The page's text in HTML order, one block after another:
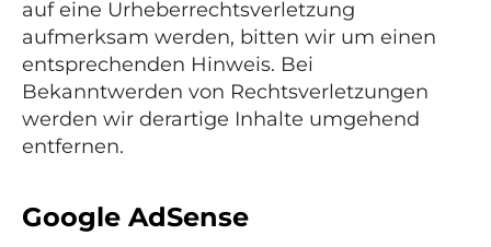
auf eine Urheberrechtsverletzung
aufmerksam werden, bitten wir um einen
entsprechenden Hinweis. Bei
Bekanntwerden von Rechtsverletzungen
werden wir derartige Inhalte umgehend
entfernen.
Google AdSense